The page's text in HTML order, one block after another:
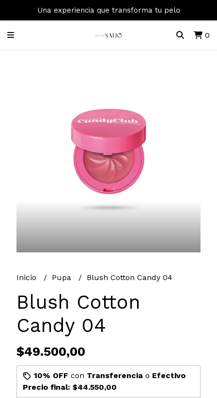
Una experiencia que transforma tu pelo
0
Inicio Pupa Blush Cotton Candy 04
Blush Cotton
Candy 04
$49.500,00
10% OFF con Transferenciao Efectivo
Precio final: $44.550,00